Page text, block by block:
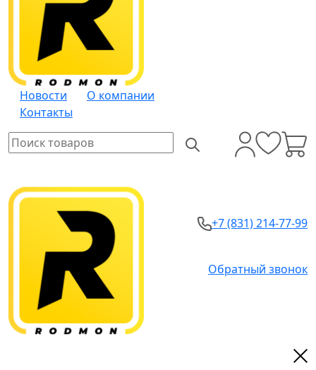
Новости
О компании
Контакты
+7 (831) 214-77-99
Обратный звонок